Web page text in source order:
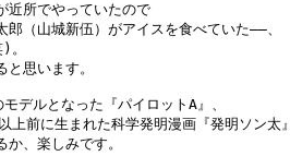
近所でやっていたので
（山城新伍）がアイスを食べていた――、
。
思います。
デルとなった『パイロットA』、
上前に生まれた科学発明漫画『発明ソン太
、楽しみです。